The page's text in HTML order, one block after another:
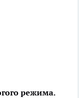
режима.